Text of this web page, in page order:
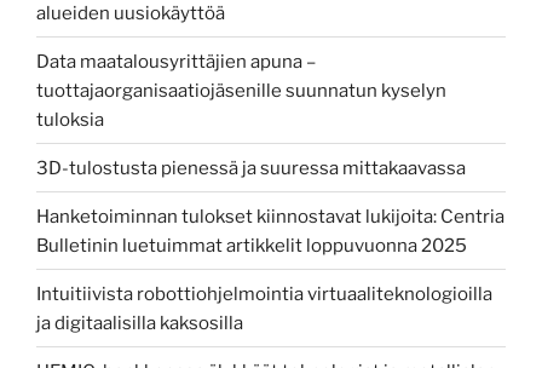
alueiden uusiokäyttöä
Data maatalousyrittäjien apuna –
tuottajaorganisaatiojäsenille suunnatun kyselyn
tuloksia
3D-tulostusta pienessä ja suuressa mittakaavassa
Hanketoiminnan tulokset kiinnostavat lukijoita: Centria
Bulletinin luetuimmat artikkelit loppuvuonna 2025
Intuitiivista robottiohjelmointia virtuaaliteknologioilla
ja digitaalisilla kaksosilla